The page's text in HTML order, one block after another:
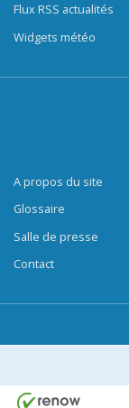
Flux RSS actualités
Widgets météo
A propos du site
Glossaire
Salle de presse
Contact